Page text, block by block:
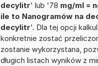
decylitr' lub '78 mg/ml =
ile to Nanogramów na
decylitr'. Dla tej opcji
konkretnie zostać
zostanie wykorzystana,
długich listach wyników z